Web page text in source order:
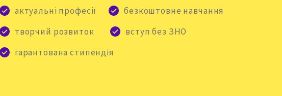
актуальні професії
безкоштовне навчання
творчий розвиток
вступ без ЗНО
гарантована стипендія